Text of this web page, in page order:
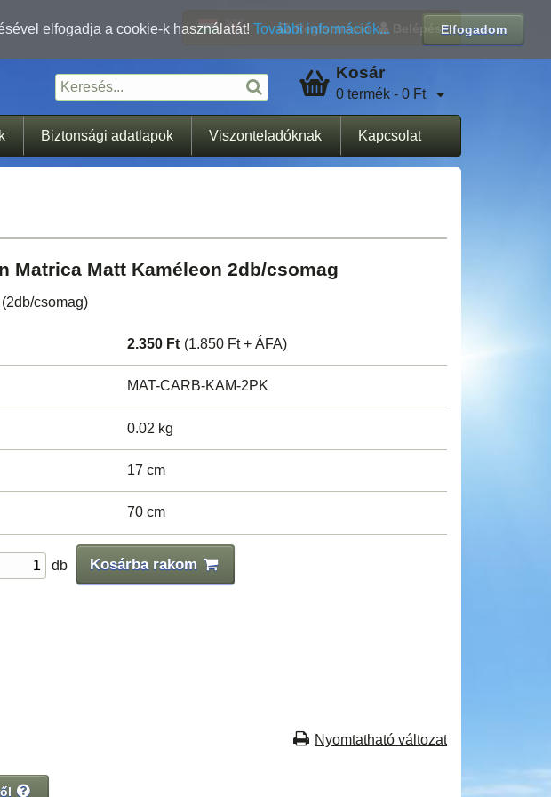
Elfogadom
elfogadja a cookie-k használatát! További információk...
Regisztráció Belépés
Kosár
0 termék - 0 Ft
Biztonsági adatlapok Viszonteladóknak Kapcsolat
Matrica Matt Kaméleon 2db/csomag
csomag)
2.350 Ft (1.850 Ft + ÁFA)
MAT-CARB-KAM-2PK
0.02 kg
17 cm
70 cm
db Kosárba rakom
Nyomtatható változat